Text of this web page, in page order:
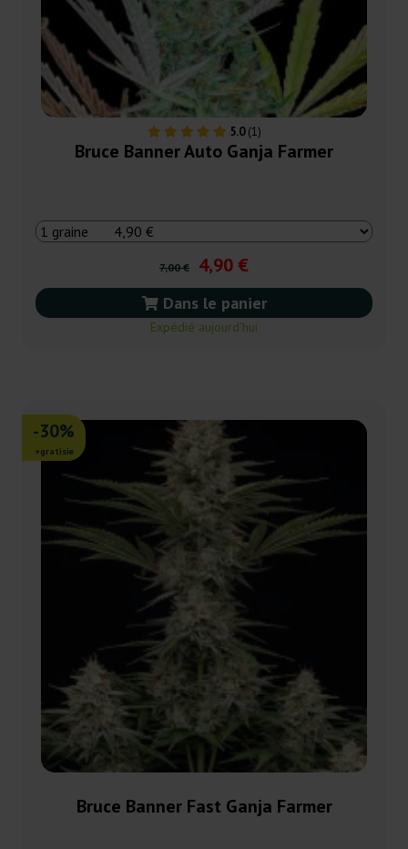
5.0(1)
Bruce Banner Auto Ganja Farmer
7,00 € 4,90 €
Dans le panier
Expédié aujourd’hui
-30%
+gratisie
Bruce Banner Fast Ganja Farmer